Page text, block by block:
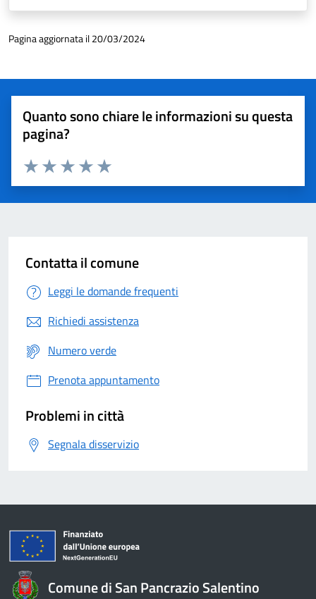
Pagina aggiornata il 20/03/2024
Quanto sono chiare le informazioni su questa
pagina?
Valuta 5 stelle su 5
Valuta 4 stelle su 5
Valuta 3 stelle su 5
Valuta 2 stelle su 5
Valuta 1 stelle su 5
Contatta il comune
Leggi le domande frequenti
Richiedi assistenza
Numero verde
Prenota appuntamento
Problemi in città
Segnala disservizio
Comune di San Pancrazio Salentino